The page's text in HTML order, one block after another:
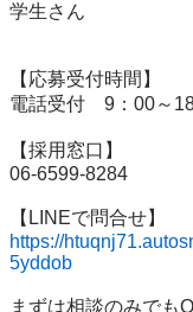
学生さん
【応募受付時間】
電話受付　9：00～
【採用窓口】
06-6599-8284
https://
5yddob